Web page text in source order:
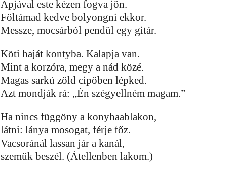
Apjával este kézen fogva jön.
Föltámad kedve bolyongni ekkor.
Messze, mocsárból pendül egy gitár.
Köti haját kontyba. Kalapja van.
Mint a korzóra, megy a nád közé.
Magas sarkú zöld cipőben lépked.
Azt mondják rá: „Én szégyellném magam.”
Ha nincs függöny a konyhaablakon,
látni: lánya mosogat, férje főz.
Vacsoránál lassan jár a kanál,
szemük beszél. (Átellenben lakom.)